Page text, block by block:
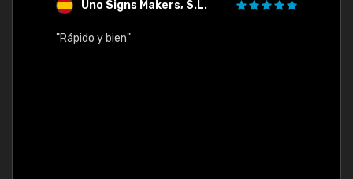
Uno Signs Makers, S.L.
"Rápido y bien"